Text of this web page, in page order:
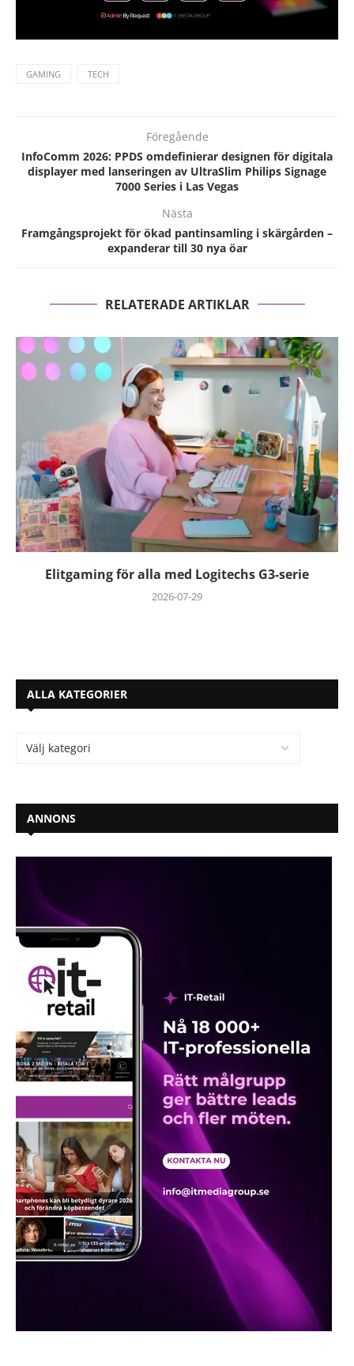
GAMING TECH
Föregående
InfoComm 2026: PPDS omdefinierar designen för digitala
displayer med lanseringen av UltraSlim Philips Signage
7000 Series i Las Vegas
Nästa
Framgångsprojekt för ökad pantinsamling i skärgården –
expanderar till 30 nya öar
RELATERADE ARTIKLAR
Elitgaming för alla med Logitechs G3-serie
2026-07-29
ALLA KATEGORIER
ANNONS